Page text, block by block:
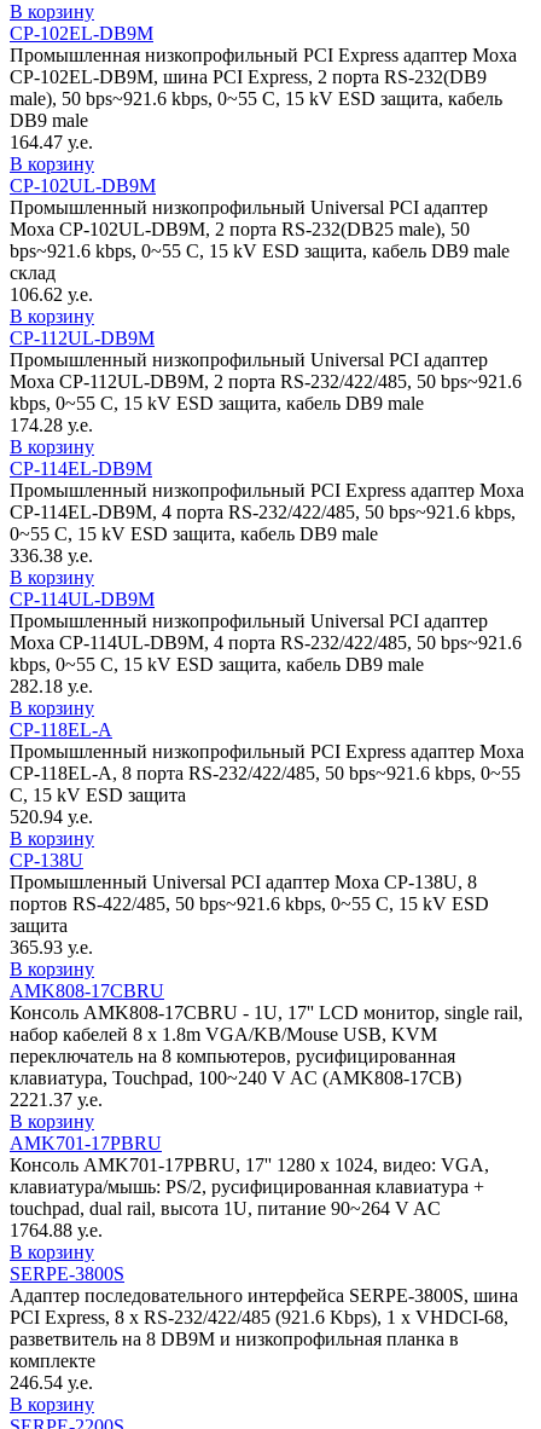
В корзину
CP-102EL-DB9M
Промышленная низкопрофильный PCI Express адаптер Moxa
CP-102EL-DB9M, шина PCI Express, 2 порта RS-232(DB9
male), 50 bps~921.6 kbps, 0~55 С, 15 kV ESD защита, кабель
DB9 male
164.47 у.е.
В корзину
CP-102UL-DB9M
Промышленный низкопрофильный Universal PCI адаптер
Moxa CP-102UL-DB9M, 2 порта RS-232(DB25 male), 50
bps~921.6 kbps, 0~55 С, 15 kV ESD защита, кабель DB9 male
склад
106.62 у.е.
В корзину
CP-112UL-DB9M
Промышленный низкопрофильный Universal PCI адаптер
Moxa CP-112UL-DB9M, 2 порта RS-232/422/485, 50 bps~921.6
kbps, 0~55 С, 15 kV ESD защита, кабель DB9 male
174.28 у.е.
В корзину
CP-114EL-DB9M
Промышленный низкопрофильный PCI Express адаптер Moxa
CP-114EL-DB9M, 4 порта RS-232/422/485, 50 bps~921.6 kbps,
0~55 С, 15 kV ESD защита, кабель DB9 male
336.38 у.е.
В корзину
CP-114UL-DB9M
Промышленный низкопрофильный Universal PCI адаптер
Moxa CP-114UL-DB9M, 4 порта RS-232/422/485, 50 bps~921.6
kbps, 0~55 С, 15 kV ESD защита, кабель DB9 male
282.18 у.е.
В корзину
CP-118EL-A
Промышленный низкопрофильный PCI Express адаптер Moxa
CP-118EL-A, 8 порта RS-232/422/485, 50 bps~921.6 kbps, 0~55
С, 15 kV ESD защита
520.94 у.е.
В корзину
CP-138U
Промышленный Universal PCI адаптер Moxa CP-138U, 8
портов RS-422/485, 50 bps~921.6 kbps, 0~55 С, 15 kV ESD
защита
365.93 у.е.
В корзину
AMK808-17CBRU
Консоль AMK808-17CBRU - 1U, 17'' LCD монитор, single rail,
набор кабелей 8 x 1.8m VGA/KB/Mouse USB, KVM
переключатель на 8 компьютеров, русифицированная
клавиатура, Touchpad, 100~240 V AC (AMK808-17CB)
2221.37 у.е.
В корзину
AMK701-17PBRU
Консоль AMK701-17PBRU, 17'' 1280 x 1024, видео: VGA,
клавиатура/мышь: PS/2, русифицированная клавиатура +
touchpad, dual rail, высота 1U, питание 90~264 V AC
1764.88 у.е.
В корзину
SERPE-3800S
Адаптер последовательного интерфейса SERPE-3800S, шина
PCI Express, 8 x RS-232/422/485 (921.6 Kbps), 1 x VHDCI-68,
разветвитель на 8 DB9M и низкопрофильная планка в
комплекте
246.54 у.е.
В корзину